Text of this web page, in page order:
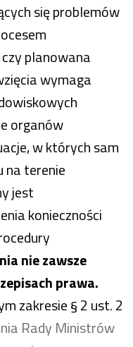
się problemów
planowana
wymaga
organów
w których sam
na terenie
jest
konieczności
nie zawsze
prawa.
zakresie § 2 ust. 2
Rady Ministrów